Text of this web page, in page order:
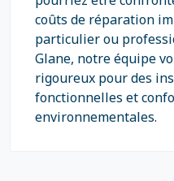
coûts de réparation
particulier ou
Glane, notre équipe
rigoureux pour des
fonctionnelles et
environnementales.